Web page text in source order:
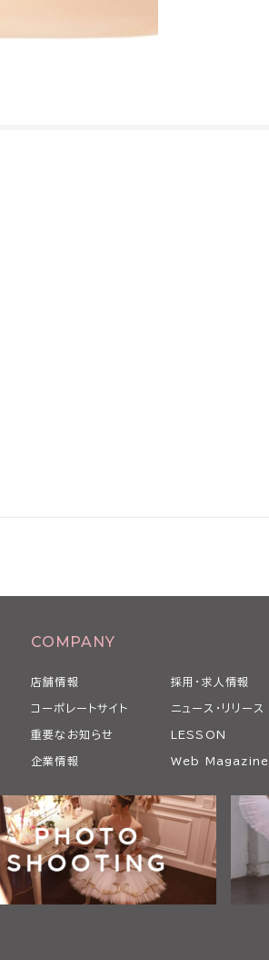
COMPANY
店舗情報
コーポレートサイト
重要なお知らせ
企業情報
採用・求人情報
ニュース・リリース
LESSON
Web Magazine